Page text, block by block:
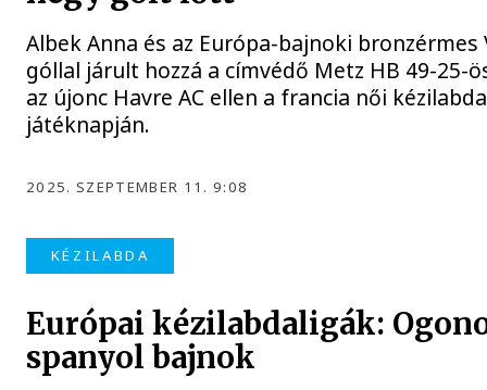
Albek Anna és az Európa-bajnoki
góllal járult hozzá a címvédő Metz HB 49-25-
az újonc Havre AC ellen a francia női
játéknapján.
2025. SZEPTEMBER 11. 9:08
KÉZILABDA
Európai kézilabdaligák:
spanyol bajnok